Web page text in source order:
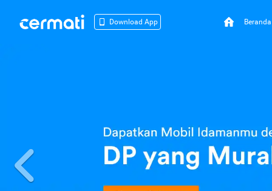
Download App Beranda
Previous